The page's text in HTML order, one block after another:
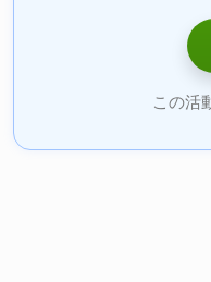
この活